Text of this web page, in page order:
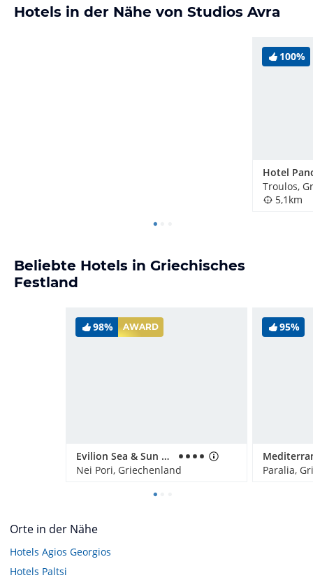
Hotels in der Nähe von Studios Avra
100%
Hotel
Troulos,
5,1km
Beliebte Hotels in Griechisches
Festland
98% AWARD
Evilion Sea & Sun Hotel
Nei Pori, Griechenland
95%
Paralia,
Orte in der Nähe
Hotels Agios Georgios
Hotels Paltsi